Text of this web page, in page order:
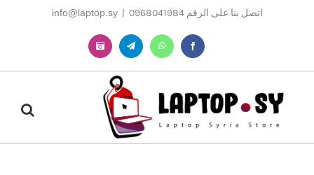
اتصل بنا على الرقم 0968041984 |
info@laptop.sy
Facebook
WhatsApp
Telegram
Instagram